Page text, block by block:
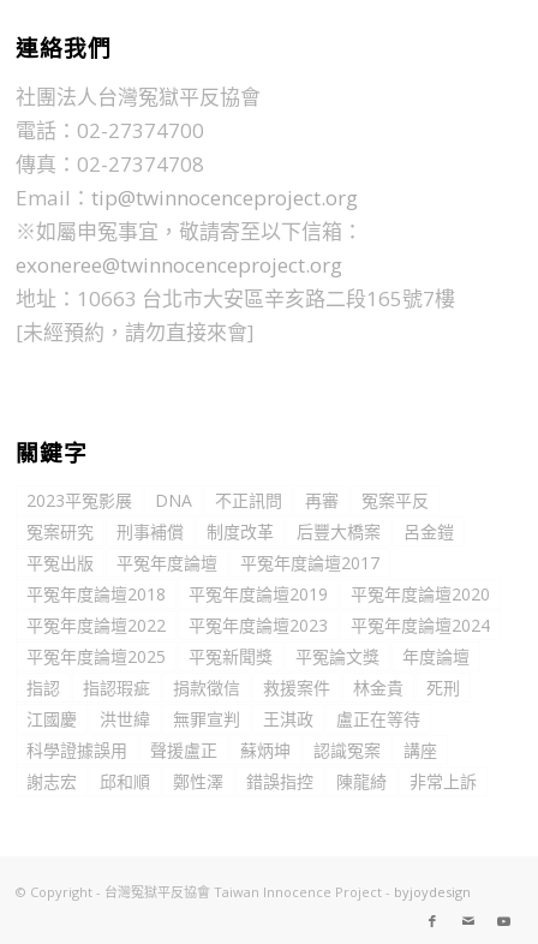
連絡我們
社團法人台灣冤獄平反協會
電話：02-27374700
傳真：02-27374708
Email：tip@twinnocenceproject.org
※如屬申冤事宜，敬請寄至以下信箱：
exoneree@twinnocenceproject.org
地址：10663 台北市大安區辛亥路二段165號7樓
[未經預約，請勿直接來會]
關鍵字
2023平冤影展 DNA 不正訊問 再審
冤案平反
冤案研究
刑事補償 制度改革 后豐大橋案
呂金鎧
平冤出版
平冤年度論壇
平冤年度論壇2017
平冤年度論壇2018
平冤年度論壇2019
平冤年度論壇2020
平冤年度論壇2022
平冤年度論壇2023
平冤年度論壇2024
平冤年度論壇2025
平冤新聞獎 平冤論文獎
年度論壇
指認
指認瑕疵 捐款徵信 救援案件 林金貴
死刑
江國慶
洪世緯 無罪宣判 王淇政
盧正在等待
科學證據誤用
聲援盧正 蘇炳坤 認識冤案
講座
謝志宏
邱和順 鄭性澤 錯誤指控 陳龍綺 非常上訴
© Copyright - 台灣冤獄平反協會 Taiwan Innocence Project - byjoydesign